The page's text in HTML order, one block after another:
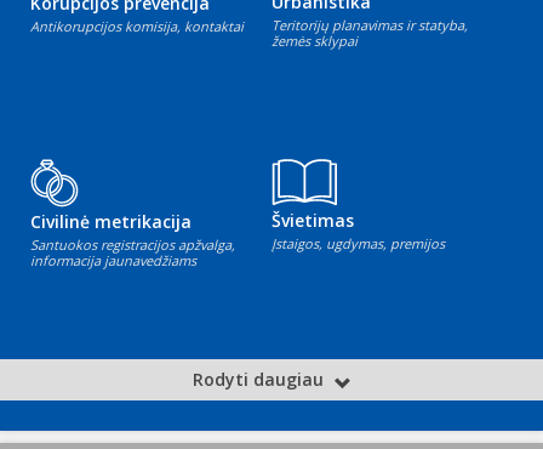
Antikorupcijos komisija, kontaktai
Teritorijų planavimas ir statyba,
žemės sklypai
Civilinė metrikacija
Santuokos registracijos apžvalga,
informacija jaunavedžiams
Švietimas
Įstaigos, ugdymas, premijos
Rodyti daugiau